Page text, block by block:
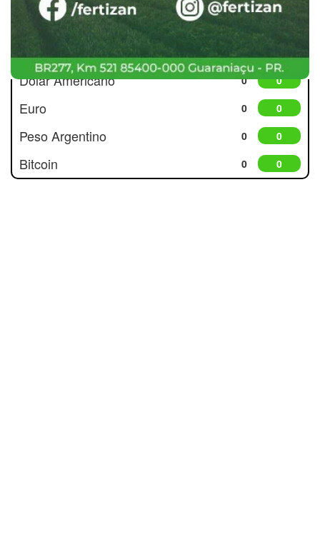
Cotações
Dólar Americano 0 0
Euro 0 0
Peso Argentino 0 0
Bitcoin 0 0